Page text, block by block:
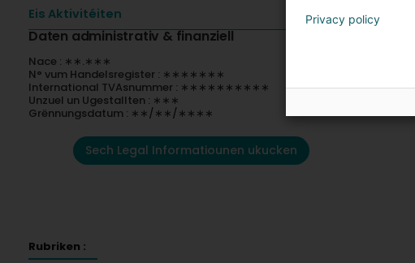
Eis Aktivitéiten
Daten administrativ & finanziell
Nace : ∗∗.∗∗∗
N° vum Handelsregister : ∗∗∗∗∗∗∗
International TVAsnummer : ∗∗∗∗∗∗∗∗∗∗
Unzuel un Ugestallten : ∗∗∗
Grënnungsdatum : ∗∗/∗∗/∗∗∗∗
Sech Legal Informatiounen ukucken
Rubriken :
Privacy policy